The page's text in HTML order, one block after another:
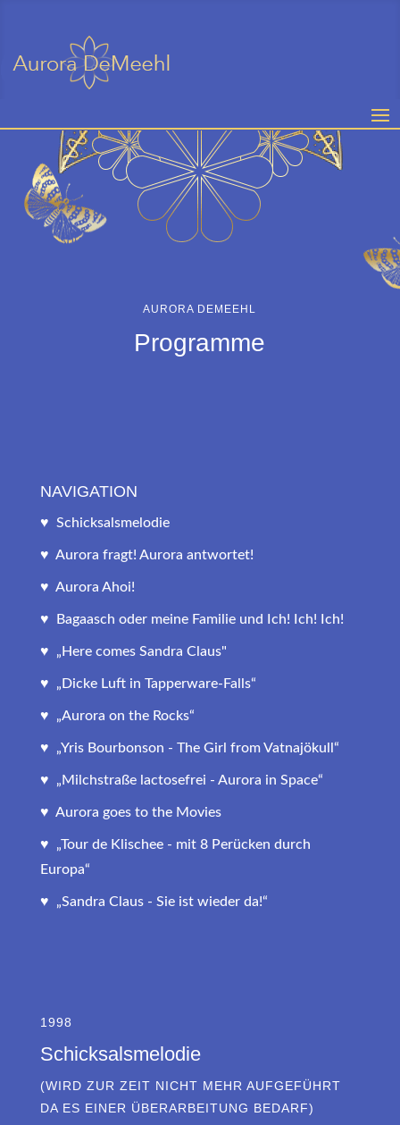
AURORA DEMEEHL
Programme
NAVIGATION
♥ Schicksalsmelodie
♥ Aurora fragt! Aurora antwortet!
♥ Aurora Ahoi!
♥ Bagaasch oder meine Familie und Ich! Ich! Ich!
♥ „Here comes Sandra Claus"
♥ „Dicke Luft in Tapperware-Falls“
♥ „Aurora on the Rocks“
♥ „Yris Bourbonson - The Girl from Vatnajökull“
♥ „Milchstraße lactosefrei - Aurora in Space“
♥ Aurora goes to the Movies
♥ „Tour de Klischee - mit 8 Perücken durch
Europa“
♥ „Sandra Claus - Sie ist wieder da!“
1998
Schicksalsmelodie
(WIRD ZUR ZEIT NICHT MEHR AUFGEFÜHRT
DA ES EINER ÜBERARBEITUNG BEDARF)